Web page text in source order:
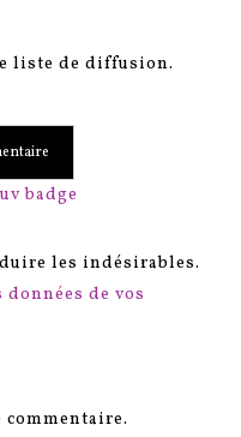
liste de diffusion.
les indésirables.
de vos
commentaire.